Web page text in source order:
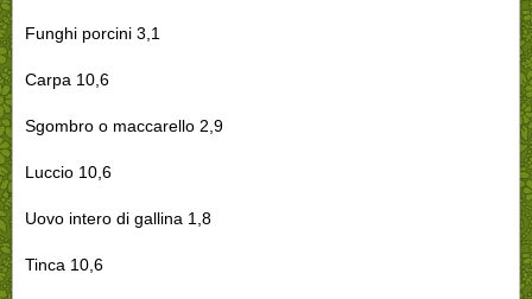
Funghi porcini 3,1
Carpa 10,6
Sgombro o maccarello 2,9
Luccio 10,6
Uovo intero di gallina 1,8
Tinca 10,6